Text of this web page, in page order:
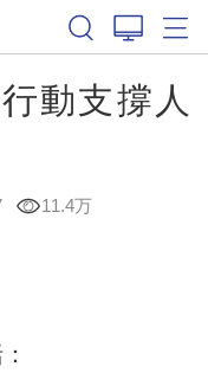
動支撐人
11.4万